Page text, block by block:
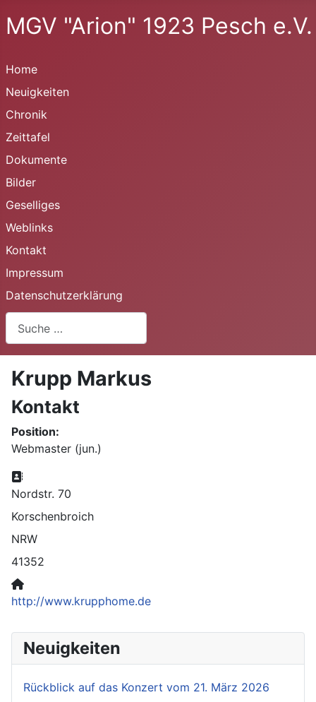
MGV "Arion" 1923 Pesch e.V.
Home
Neuigkeiten
Chronik
Zeittafel
Dokumente
Bilder
Geselliges
Weblinks
Kontakt
Impressum
Datenschutzerklärung
Krupp Markus
Kontakt
Position:
Webmaster (jun.)
Adresse:
Nordstr. 70
Korschenbroich
NRW
41352
Website:
http://www.krupphome.de
Neuigkeiten
Rückblick auf das Konzert vom 21. März 2026